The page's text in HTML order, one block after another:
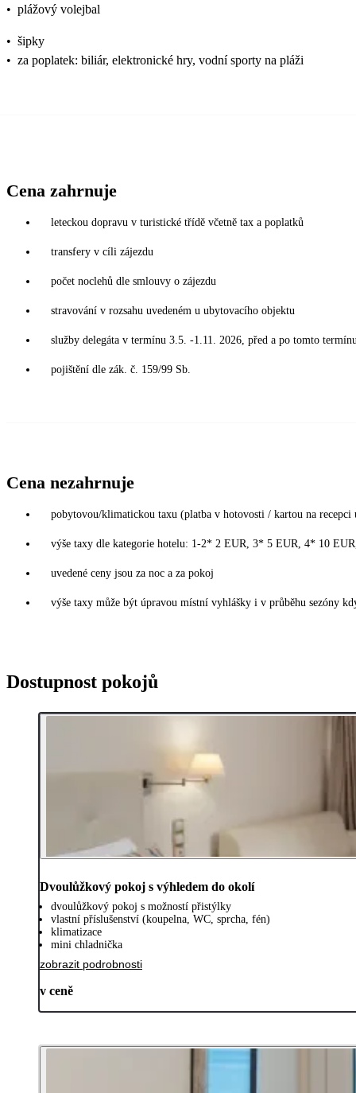
• plážový volejbal
• šipky
• za poplatek: biliár, elektronické hry, vodní sporty na pláži
Cena zahrnuje
leteckou dopravu v turistické třídě včetně tax a poplatků
transfery v cíli zájezdu
počet noclehů dle smlouvy o zájezdu
stravování v rozsahu uvedeném u ubytovacího objektu
služby delegáta v termínu 3.5. -1.11. 2026, před a po tomto
pojištění dle zák. č. 159/99 Sb.
Cena nezahrnuje
pobytovou/klimatickou taxu (platba v hotovosti / kartou na
výše taxy dle kategorie hotelu: 1-2* 2 EUR, 3* 5 EUR, 4* 10
uvedené ceny jsou za noc a za pokoj
výše taxy může být úpravou místní vyhlášky i v průběhu sezóny
Dostupnost pokojů
Dvoulůžkový pokoj s výhledem do okolí
dvoulůžkový pokoj s možností přistýlky
vlastní příslušenství (koupelna, WC, sprcha, fén)
klimatizace
mini chladnička
zobrazit podrobnosti
v ceně